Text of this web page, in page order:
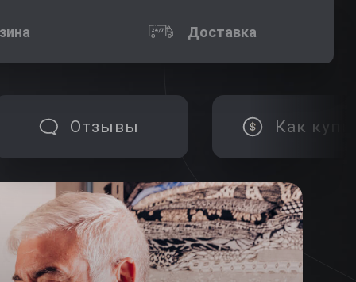
Доставка
Отзывы Как